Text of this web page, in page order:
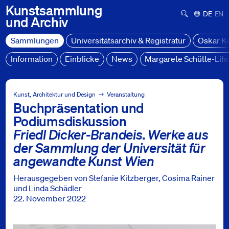
Kunstsammlung
undArchiv
Deutsch
Sammlungen Universitätsarchiv & Registratur
Oskar
Information
Einblicke News
Margarete Schütte-
Projekte
Friedl Dicker-Brandeis: Buchpräsentation und
Kunst, Architektur und Design Veranstaltung
Buchpräsentation und
Podiumsdiskussion
Friedl Dicker-Brandeis. Werke aus
der Sammlung der Universität für
angewandte Kunst Wien
Herausgegeben von Stefanie Kitzberger, Cosima Rainer
und Linda Schädler
22. November 2022